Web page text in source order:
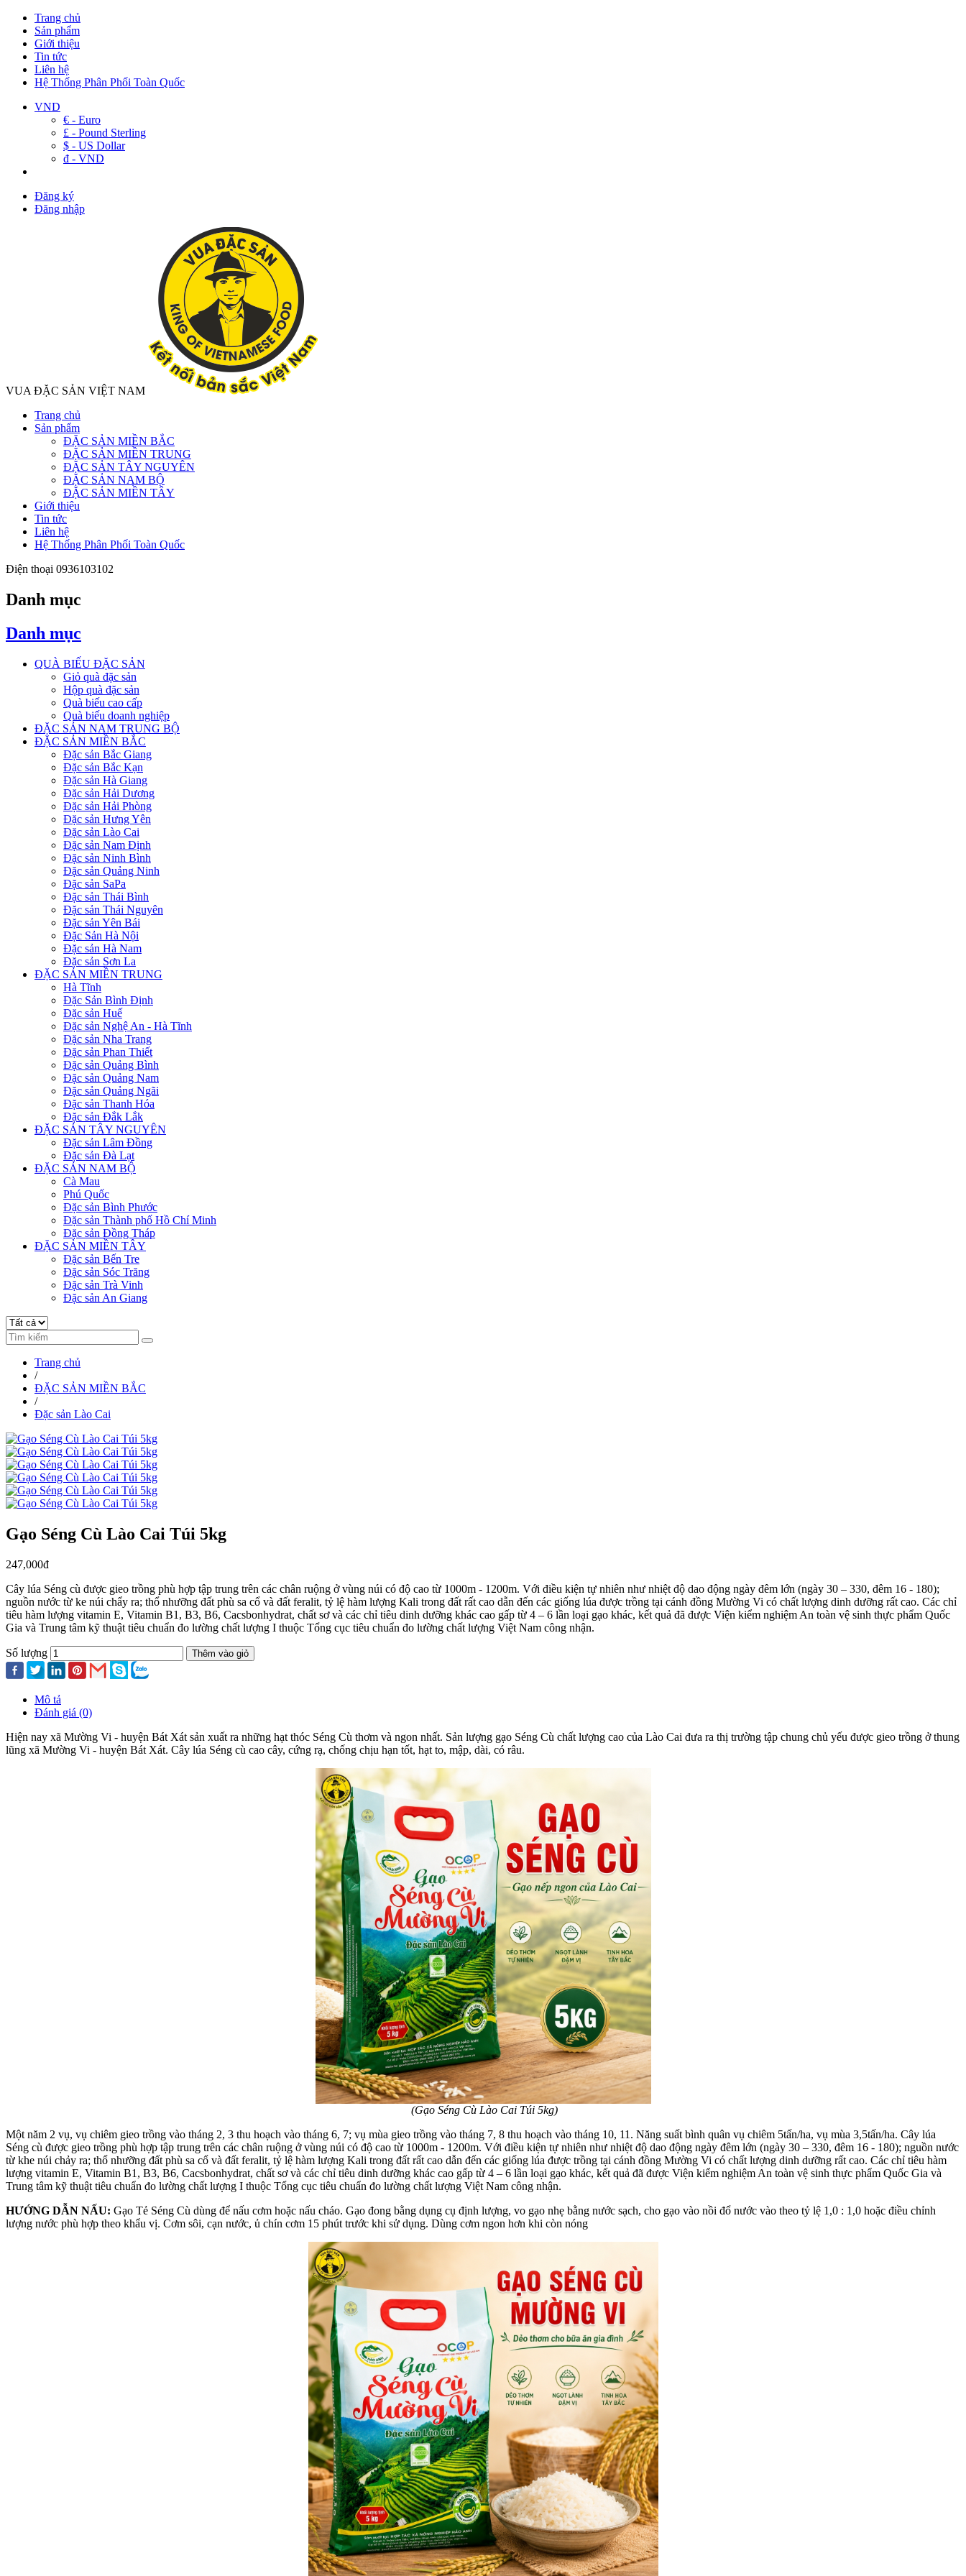
Trang chủ
Sản phẩm
Giới thiệu
Tin tức
Liên hệ
Hệ Thống Phân Phối Toàn Quốc
VND
€ - Euro
£ - Pound Sterling
$ - US Dollar
đ - VND
Đăng ký
Đăng nhập
VUA ĐẶC SẢN VIỆT NAM
Trang chủ
Sản phẩm
ĐẶC SẢN MIỀN BẮC
ĐẶC SẢN MIỀN TRUNG
ĐẶC SẢN TÂY NGUYÊN
ĐẶC SẢN NAM BỘ
ĐẶC SẢN MIỀN TÂY
Giới thiệu
Tin tức
Liên hệ
Hệ Thống Phân Phối Toàn Quốc
Điện thoại 0936103102
Danh mục
Danh mục
QUÀ BIẾU ĐẶC SẢN
Giỏ quà đặc sản
Hộp quà đặc sản
Quà biếu cao cấp
Quà biếu doanh nghiệp
ĐẶC SẢN NAM TRUNG BỘ
ĐẶC SẢN MIỀN BẮC
Đặc sản Bắc Giang
Đặc sản Bắc Kạn
Đặc sản Hà Giang
Đặc sản Hải Dương
Đặc sản Hải Phòng
Đặc sản Hưng Yên
Đặc sản Lào Cai
Đặc sản Nam Định
Đặc sản Ninh Bình
Đặc sản Quảng Ninh
Đặc sản SaPa
Đặc sản Thái Bình
Đặc sản Thái Nguyên
Đặc sản Yên Bái
Đặc Sản Hà Nội
Đặc sản Hà Nam
Đặc sản Sơn La
ĐẶC SẢN MIỀN TRUNG
Hà Tĩnh
Đặc Sản Bình Định
Đặc sản Huế
Đặc sản Nghệ An - Hà Tĩnh
Đặc sản Nha Trang
Đặc sản Phan Thiết
Đặc sản Quảng Bình
Đặc sản Quảng Nam
Đặc sản Quảng Ngãi
Đặc sản Thanh Hóa
Đặc sản Đắk Lắk
ĐẶC SẢN TÂY NGUYÊN
Đặc sản Lâm Đồng
Đặc sản Đà Lạt
ĐẶC SẢN NAM BỘ
Cà Mau
Phú Quốc
Đặc sản Bình Phước
Đặc sản Thành phố Hồ Chí Minh
Đặc sản Đồng Tháp
ĐẶC SẢN MIỀN TÂY
Đặc sản Bến Tre
Đặc sản Sóc Trăng
Đặc sản Trà Vinh
Đặc sản An Giang
Trang chủ
/
ĐẶC SẢN MIỀN BẮC
/
Đặc sản Lào Cai
Gạo Séng Cù Lào Cai Túi 5kg
247,000đ
Cây lúa Séng cù được gieo trồng phù hợp tập trung trên các chân ruộng ở vùng núi có độ cao từ 1000m - 1200m. Với điều kiện tự nhiên như nhiệt độ dao động ngày đêm lớn (ngày 30 – 330, đêm 16 - 180);
nguồn nước từ ke núi chẩy ra; thổ nhưỡng đất phù sa cổ và đất feralit, tỷ lệ hàm lượng Kali trong đất rất cao dẫn đến các giống lúa được trồng tại cánh đồng Mường Vi có chất lượng dinh dưỡng rất cao. Các chỉ
tiêu hàm lượng vitamin E, Vitamin B1, B3, B6, Cacsbonhydrat, chất sơ và các chỉ tiêu dinh dưỡng khác cao gấp từ 4 – 6 lần loại gạo khác, kết quả đã được Viện kiểm nghiệm An toàn vệ sinh thực phẩm Quốc
Gia và Trung tâm kỹ thuật tiêu chuẩn đo lường chất lượng I thuộc Tổng cục tiêu chuẩn đo lường chất lượng Việt Nam công nhận.
Số lượng Thêm vào giỏ
Mô tả
Đánh giá (0)
Hiện nay xã Mường Vi - huyện Bát Xát sản xuất ra những hạt thóc Séng Cù thơm và ngon nhất. Sản lượng gạo Séng Cù chất lượng cao của Lào Cai đưa ra thị trường tập chung chủ yếu được gieo trồng ở thung
lũng xã Mường Vi - huyện Bát Xát. Cây lúa Séng cù cao cây, cứng rạ, chống chịu hạn tốt, hạt to, mập, dài, có râu.
(Gạo Séng Cù Lào Cai Túi 5kg)
Một năm 2 vụ, vụ chiêm gieo trồng vào tháng 2, 3 thu hoạch vào tháng 6, 7; vụ mùa gieo trồng vào tháng 7, 8 thu hoạch vào tháng 10, 11. Năng suất bình quân vụ chiêm 5tấn/ha, vụ mùa 3,5tấn/ha. Cây lúa
Séng cù được gieo trồng phù hợp tập trung trên các chân ruộng ở vùng núi có độ cao từ 1000m - 1200m. Với điều kiện tự nhiên như nhiệt độ dao động ngày đêm lớn (ngày 30 – 330, đêm 16 - 180); nguồn nước
từ khe núi chảy ra; thổ nhưỡng đất phù sa cổ và đất feralit, tỷ lệ hàm lượng Kali trong đất rất cao dẫn đến các giống lúa được trồng tại cánh đồng Mường Vi có chất lượng dinh dưỡng rất cao. Các chỉ tiêu hàm
lượng vitamin E, Vitamin B1, B3, B6, Cacsbonhydrat, chất sơ và các chỉ tiêu dinh dưỡng khác cao gấp từ 4 – 6 lần loại gạo khác, kết quả đã được Viện kiểm nghiệm An toàn vệ sinh thực phẩm Quốc Gia và
Trung tâm kỹ thuật tiêu chuẩn đo lường chất lượng I thuộc Tổng cục tiêu chuẩn đo lường chất lượng Việt Nam công nhận.
HƯỚNG DẪN NẤU: Gạo Tẻ Séng Cù dùng để nấu cơm hoặc nấu cháo. Gạo đong bằng dụng cụ định lượng, vo gạo nhẹ bằng nước sạch, cho gạo vào nồi đổ nước vào theo tỷ lệ 1,0 : 1,0 hoặc điều chỉnh
lượng nước phù hợp theo khẩu vị. Cơm sôi, cạn nước, ủ chín cơm 15 phút trước khi sử dụng. Dùng cơm ngon hơn khi còn nóng